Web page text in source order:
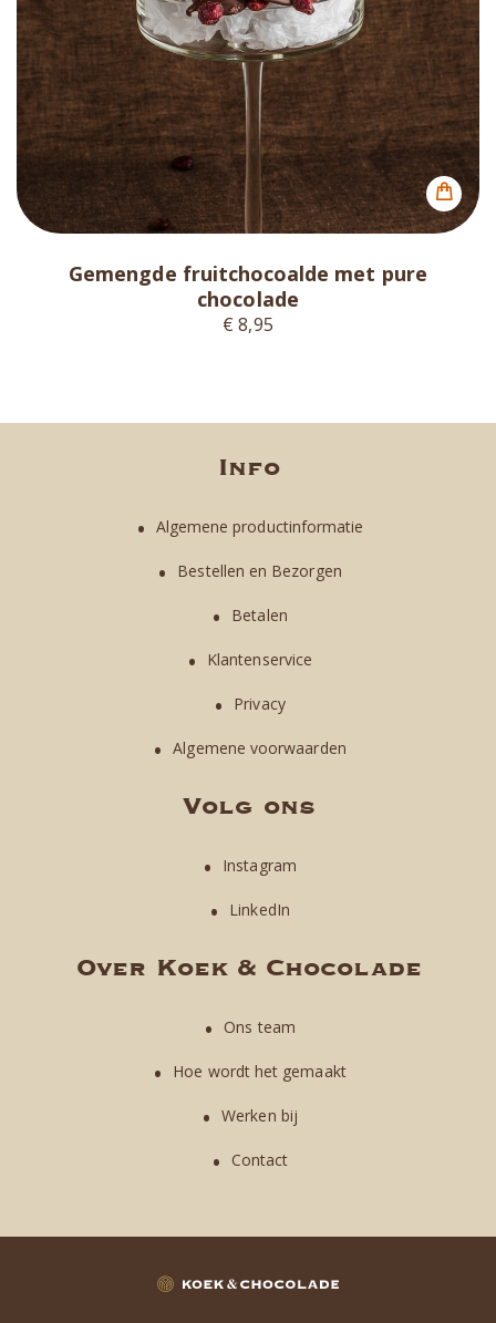
Gemengde fruitchocoalde met pure
chocolade
€ 8,95
Info
Algemene productinformatie
Bestellen en Bezorgen
Betalen
Klantenservice
Privacy
Algemene voorwaarden
Volg ons
Instagram
LinkedIn
Over Koek & Chocolade
Ons team
Hoe wordt het gemaakt
Werken bij
Contact